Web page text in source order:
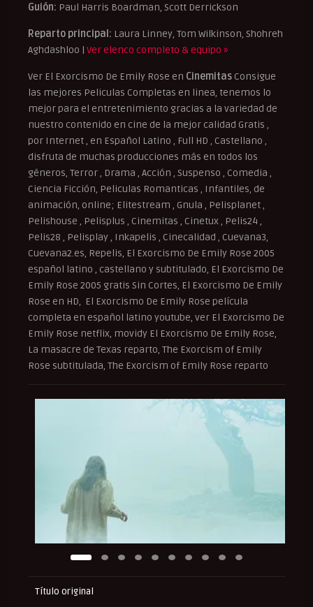
Guión: Paul Harris Boardman, Scott Derrickson
Reparto principal: Laura Linney, Tom Wilkinson, Shohreh
Aghdashloo | Ver elenco completo & equipo »
Ver El Exorcismo De Emily Rose en Cinemitas Consigue
las mejores Peliculas Completas en linea, tenemos lo
mejor para el entretenimiento gracias a la variedad de
nuestro contenido en cine de la mejor calidad Gratis ,
por Internet , en Español Latino , Full HD , Castellano ,
disfruta de muchas producciones más en todos los
géneros, Terror , Drama , Acción , Suspenso , Comedia ,
Ciencia Ficción, Peliculas Romanticas , Infantiles, de
animación, online; Elitestream , Gnula , Pelisplanet ,
Pelishouse , Pelisplus , Cinemitas , Cinetux , Pelis24 ,
Pelis28 , Pelisplay , Inkapelis , Cinecalidad , Cuevana3,
Cuevana2.es, Repelis, El Exorcismo De Emily Rose 2005
español latino , castellano y subtitulado, El Exorcismo De
Emily Rose 2005 gratis Sin Cortes, El Exorcismo De Emily
Rose en HD, El Exorcismo De Emily Rose película
completa en español latino youtube, ver El Exorcismo De
Emily Rose netflix, movidy El Exorcismo De Emily Rose,
La masacre de Texas reparto, The Exorcism of Emily
Rose subtitulada, The Exorcism of Emily Rose reparto
Título original